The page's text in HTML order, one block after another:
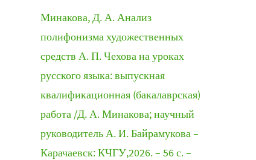
Минакова, Д. А. Анализ
полифонизма художественных
средств А. П. Чехова на уроках
русского языка: выпускная
квалификационная (бакалаврская)
работа /Д. А. Минакова; научный
руководитель А. И. Байрамукова –
Карачаевск: КЧГУ,2026. – 56 с. –